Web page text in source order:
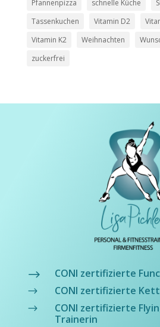
Pfannenpizza
schnelle Küche
Tassenkuchen
Vitamin D2
Vitamin K2
Weihnachten
zuckerfrei
$ CONI zertifizierte
$ CONI zertifizierte
$
CONI zertifizierte
Trainerin